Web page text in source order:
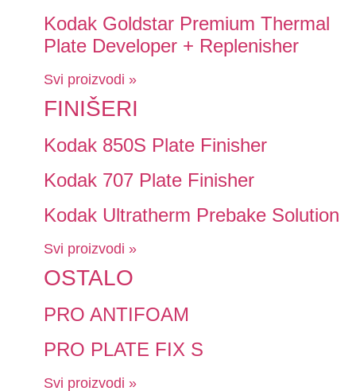
Kodak Goldstar Premium Thermal
Plate Developer + Replenisher
Svi proizvodi »
FINIŠERI
Kodak 850S Plate Finisher
Kodak 707 Plate Finisher
Kodak Ultratherm Prebake Solution
Svi proizvodi »
OSTALO
PRO ANTIFOAM
PRO PLATE FIX S
Svi proizvodi »